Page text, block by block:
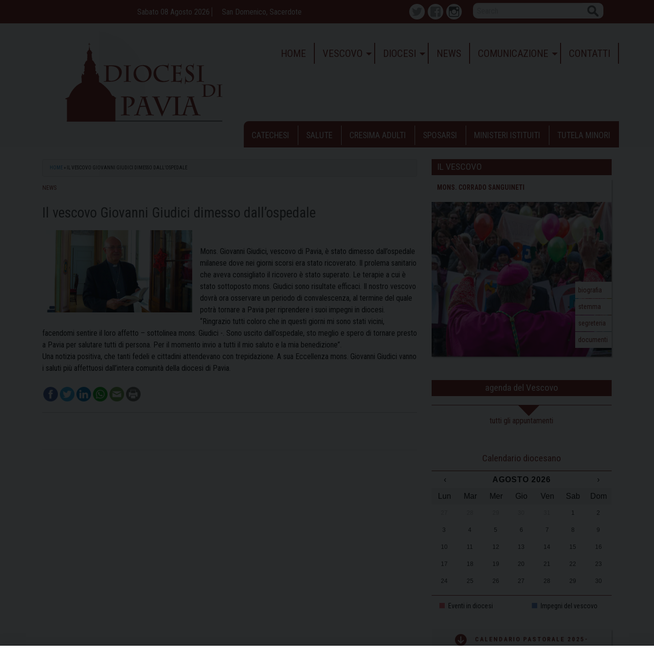
Sabato 08 Agosto 2026 San Domenico, Sacerdote Twitter FacebookInstagram
HOME VESCOVO DIOCESI NEWS COMUNICAZIONE CONTATTI
CATECHESI SALUTE CRESIMA ADULTI SPOSARSI MINISTERI ISTITUITI TUTELA MINORI
HOME » IL VESCOVO GIOVANNI GIUDICI DIMESSO DALL’OSPEDALE
NEWS
Il vescovo Giovanni Giudici dimesso dall’ospedale
Mons. Giovanni Giudici, vescovo di Pavia, è stato dimesso dall’ospedale
milanese dove nei giorni scorsi era stato ricoverato. Il prolema sanitario
che aveva consigliato il ricovero è stato superato. Le terapie a cui è
stato sottoposto mons. Giudici sono risultate efficaci. Il nostro vescovo
dovrà ora osservare un periodo di convalescenza, al termine del quale
potrà tornare a Pavia per riprendere i suoi impegni in diocesi.
“Ringrazio tutti coloro che in questi giorni mi sono stati vicini,
facendomi sentire il loro affetto – sottolinea mons. Giudici -. Sono uscito dall’ospedale, sto meglio e spero di tornare presto
a Pavia per salutare tutti di persona. Per il momento invio a tutti il mio saluto e la mia benedizione”.
Una notizia positiva, che tanti fedeli e cittadini attendevano con trepidazione. A sua Eccellenza mons. Giovanni Giudici vanno
i saluti più affettuosi dall’intera comunità della diocesi di Pavia.
IL VESCOVO
MONS. CORRADO SANGUINETI
biografia
stemma
segreteria
documenti
agenda del Vescovo
tutti gli appuntamenti
Calendario diocesano
‹ AGOSTO 2026
›
Lun
Mar Mer Gio Ven Sab Dom
1 2
3 4 5 6 7 8 9
10 11 12 13 14 15 16
17 18 19 20 21 22 23
24 25 26 27 28 29 30
31 1 2 3 4 5 6
Eventi in diocesi Impegni del vescovo
CALENDARIO PASTORALE 2025-